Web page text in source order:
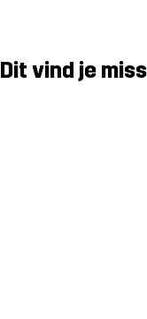
Dit vind je